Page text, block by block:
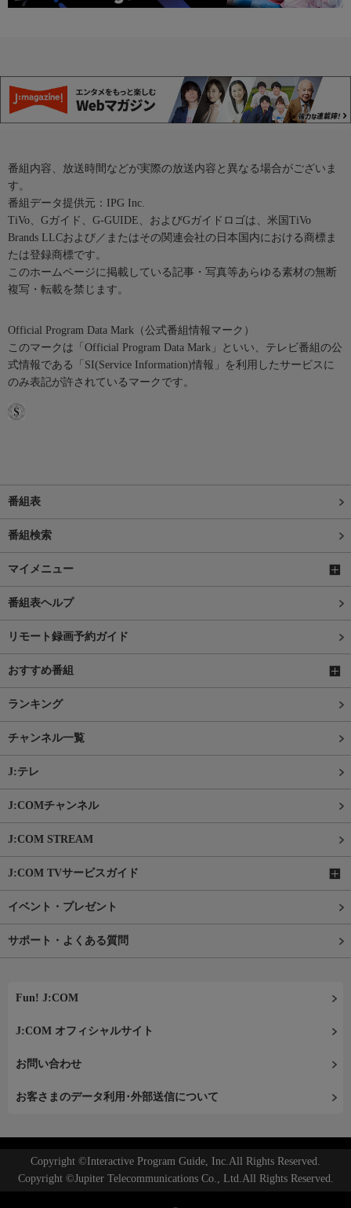
番組内容、放送時間などが実際の放送内容と異なる場合がございま
す。
番組データ提供元：IPG Inc.
TiVo、Gガイド、G-GUIDE、およびGガイドロゴは、米国TiVo
Brands LLCおよび／またはその関連会社の日本国内における商標ま
たは登録商標です。
このホームページに掲載している記事・写真等あらゆる素材の無断
複写・転載を禁じます。
Official Program Data Mark（公式番組情報マーク）
このマークは「Official Program Data Mark」といい、テレビ番組の公
式情報である「SI(Service Information)情報」を利用したサービスに
のみ表記が許されているマークです。
番組表
番組検索
マイメニュー
番組表ヘルプ
リモート録画予約ガイド
おすすめ番組
ランキング
チャンネル一覧
J:テレ
J:COMチャンネル
J:COM STREAM
J:COM TVサービスガイド
イベント・プレゼント
サポート・よくある質問
Fun! J:COM
J:COM オフィシャルサイト
お問い合わせ
お客さまのデータ利用･外部送信について
Copyright ©Interactive Program Guide, Inc.All Rights Reserved.
Copyright ©Jupiter Telecommunications Co., Ltd.All Rights Reserved.